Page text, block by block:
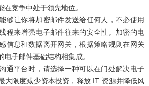
竞争中处于领先地位。
够让你将加密邮件发送给任何人，不必使用
程来增强电子邮件往来的安全性。加密的电
信息和数据离开网关，根据策略规则在网关
子邮件基础结构相集成。
通平台时，请选择一种可以在门处解决电子
大限度减少资本投资，释放 IT 资源并降低风